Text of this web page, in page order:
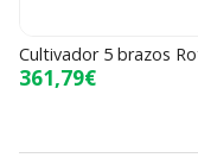
Cultivador 5 brazos
361,79€